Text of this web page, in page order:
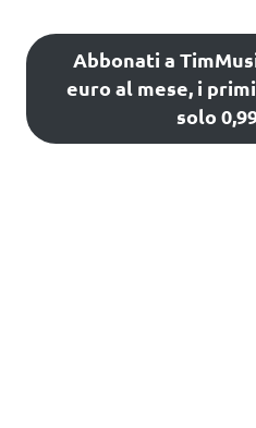
Abbonati a
euro al mese, i
solo